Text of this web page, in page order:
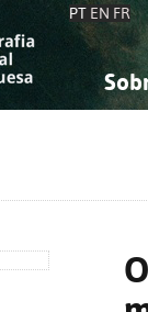
PT EN FR